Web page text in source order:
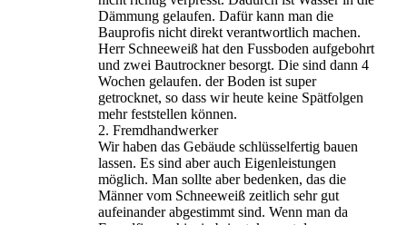
Dämmung gelaufen. Dafür kann man die
Bauprofis nicht direkt verantwortlich machen.
Herr Schneeweiß hat den Fussboden aufgebohrt
und zwei Bautrockner besorgt. Die sind dann 4
Wochen gelaufen. der Boden ist super
getrocknet, so dass wir heute keine Spätfolgen
mehr feststellen können.
2. Fremdhandwerker
Wir haben das Gebäude schlüsselfertig bauen
lassen. Es sind aber auch Eigenleistungen
möglich. Man sollte aber bedenken, das die
Männer vom Schneeweiß zeitlich sehr gut
aufeinander abgestimmt sind. Wenn man da